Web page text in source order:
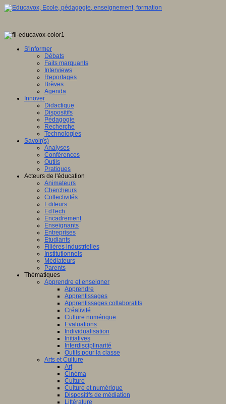
S'informer
Débats
Faits marquants
Interviews
Reportages
Brèves
Agenda
Innover
Didactique
Dispositifs
Pédagogie
Recherche
Technologies
Savoir(s)
Analyses
Conférences
Outils
Pratiques
Acteurs de l'éducation
Animateurs
Chercheurs
Collectivités
Editeurs
EdTech
Encadrement
Enseignants
Entreprises
Etudiants
Filières industrielles
Institutionnels
Médiateurs
Parents
Thématiques
Apprendre et enseigner
Apprendre
Apprentissages
Apprentissages collaboratifs
Créativité
Culture numérique
Evaluations
Individualisation
Initiatives
Interdisciplinarité
Outils pour la classe
Arts et Culture
Art
Cinéma
Culture
Culture et numérique
Dispositifs de médiation
Littérature